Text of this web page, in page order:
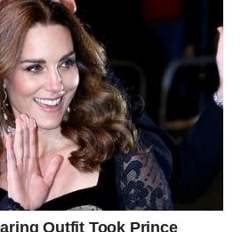
već lekcija
već odgovornost prema
se vera. I to ona tiha, stabilna –